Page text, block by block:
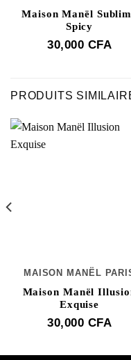
Maison Manël
Spicy
30,000 CFA
PRODUITS
MAISON MANËL
Maison Manël
Exquise
30,000 CFA